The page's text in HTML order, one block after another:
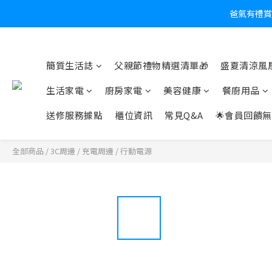
爸氣有禮
簡質生活誌 父親節禮物精選清單🎁
盛夏清涼
生活家電
廚房家電 美容健康
餐廚用品
送修服務據點
櫃位資訊 常見Q&A 🌟會員回饋
全部商品 /3C周邊 / 充電周邊 /行動電源